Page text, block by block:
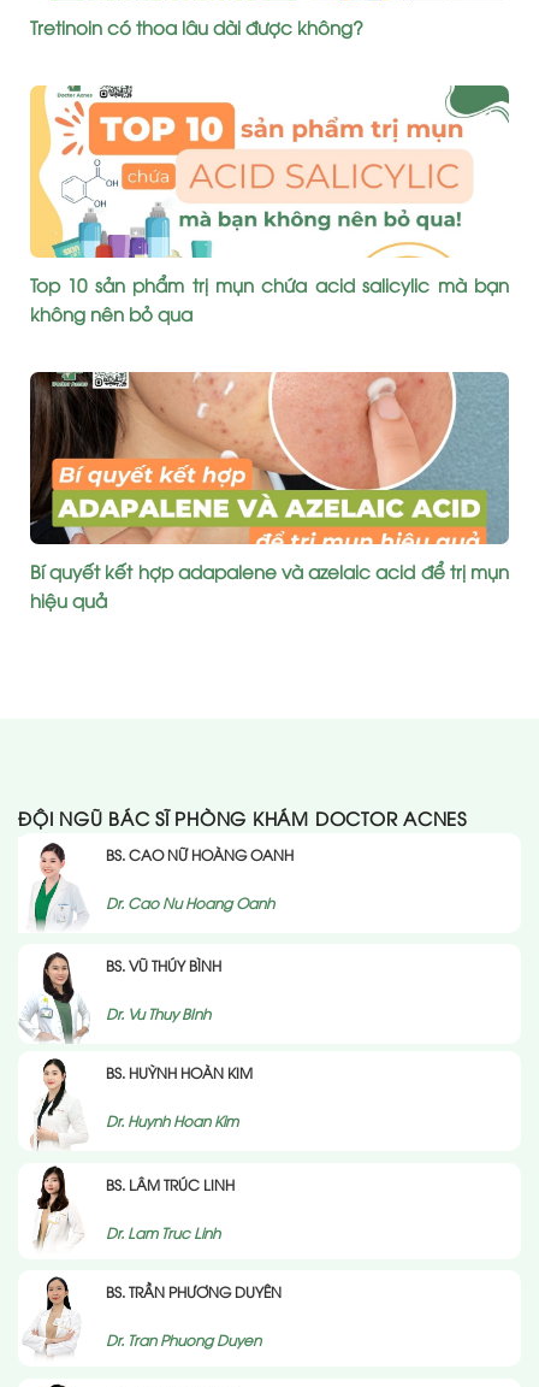
Tretinoin có thoa lâu dài được không?
Top 10 sản phẩm trị mụn chứa acid salicylic mà bạn
không nên bỏ qua
Bí quyết kết hợp adapalene và azelaic acid để trị mụn
hiệu quả
ĐỘI NGŨ BÁC SĨ PHÒNG KHÁM DOCTOR ACNES
BS. CAO NỮ HOÀNG OANH
Dr. Cao Nu Hoang Oanh
BS. VŨ THÚY BÌNH
Dr. Vu Thuy BInh
BS. HUỲNH HOÀN KIM
Dr. Huynh Hoan Kim
BS. LÂM TRÚC LINH
Dr. Lam Truc Linh
BS. TRẦN PHƯƠNG DUYÊN
Dr. Tran Phuong Duyen